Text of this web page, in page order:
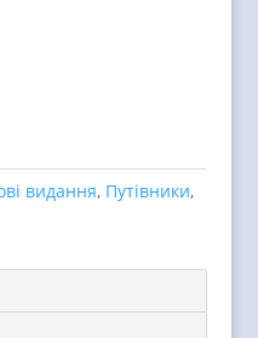
видання, Путівники,